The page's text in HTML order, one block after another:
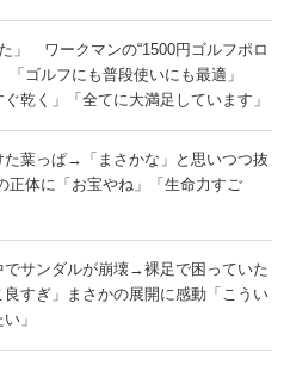
」 ワークマンの“1500円ゴルフポロ
ゴルフにも普段使いにも最適」
ぐ乾く」「全てに大満足しています」
た葉っぱ→「まさかな」と思いつつ抜
体に「お宝やね」「生命力すご
でサンダルが崩壊→裸足で困っていた
ぎ」まさかの展開に感動「こうい
」